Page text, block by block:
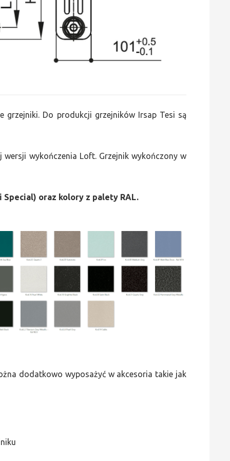
grzejniki. Do produkcji grzejników Irsap Tesi są
wykończenia Loft. Grzejnik wykończony w
oraz kolory z palety RAL.
dodatkowo wyposażyć w akcesoria takie jak